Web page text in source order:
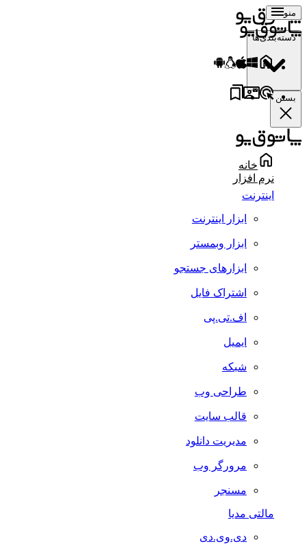
منو
دسته‌بندی‌ها
بستن
خانه
نرم افزار
اینترنت
ابزار اینترنت
ابزار وبمستر
ابزارهای جستجو
اشتراک فایل
اف.تی.پی
ایمیل
شبکه
طراحی وب
قالب سایت
مدیریت دانلود
مرورگر وب
مسنجر
مالتی مدیا
دی.وی.دی